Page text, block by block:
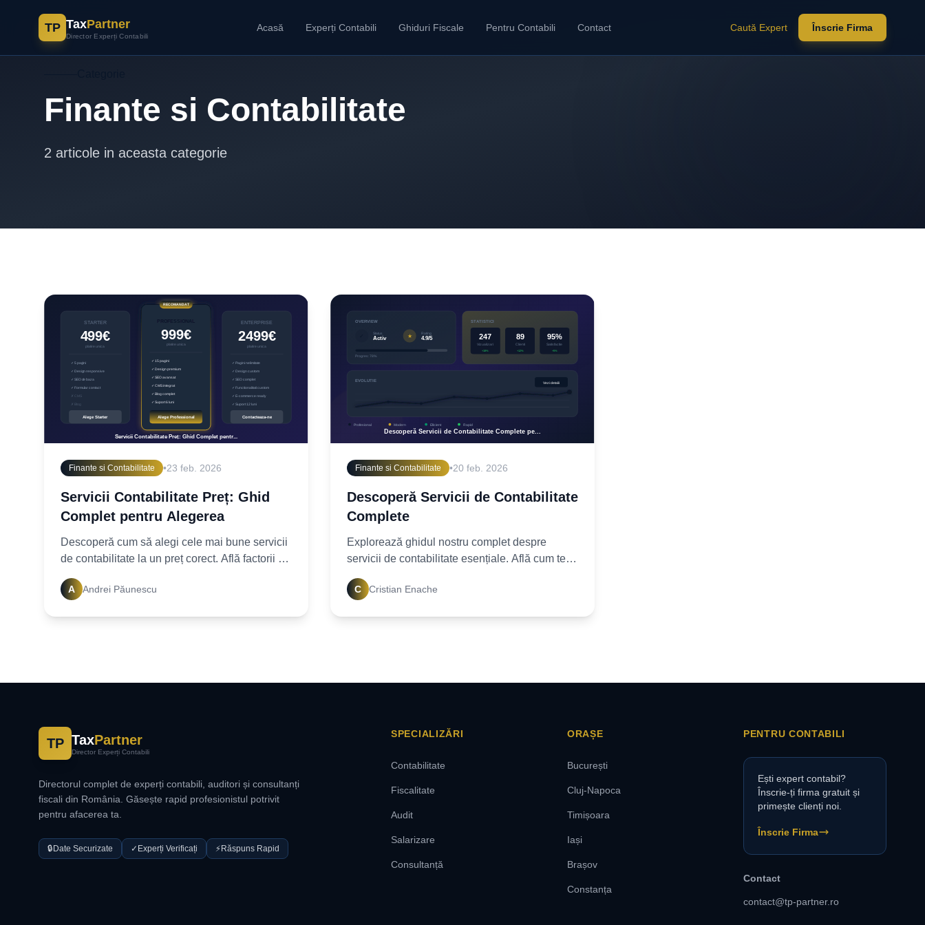
TP TaxPartner
Director Experți Contabili
Acasă Experți Contabili Ghiduri Fiscale Pentru Contabili Contact Caută Expert Înscrie Firma
Finante si Contabilitate
2 articole in aceasta categorie
Finante si Contabilitate •23 feb. 2026
Servicii Contabilitate Preț: Ghid
Complet pentru Alegerea
Descoperă cum să alegi cele mai bune servicii
de contabilitate la un preț corect. Află factorii ce
personalizată acum!
A Andrei Păunescu
Finante si Contabilitate •20 feb. 2026
Descoperă Servicii de Contabilitate
Complete
Explorează ghidul nostru complet despre
servicii de contabilitate esențiale. Află cum te
finanțele. Contactează-ne
C Cristian Enache
TP TaxPartner
Director Experți Contabili
Directorul complet de experți contabili, auditori și consultanți
fiscali din România. Găsește rapid profesionistul potrivit
pentru afacerea ta.
🔒 Date Securizate ✓ Experți Verificați ⚡ Răspuns Rapid
SPECIALIZĂRI
Contabilitate
Fiscalitate
Audit
Salarizare
Consultanță
ORAȘE
București
Cluj-Napoca
Timișoara
Iași
Brașov
Constanța
PENTRU CONTABILI
Ești expert contabil?
Înscrie-ți firma gratuit și
primește clienți noi.
Înscrie Firma
Contact
contact@tp-partner.ro